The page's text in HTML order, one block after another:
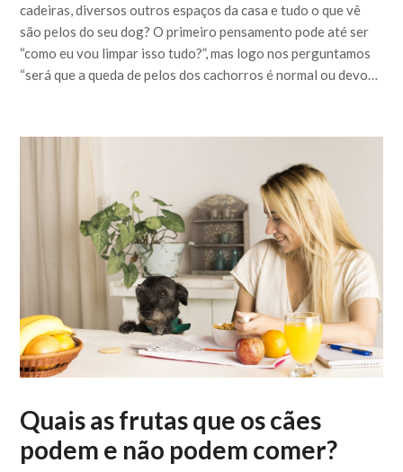
cadeiras, diversos outros espaços da casa e tudo o que vê
são pelos do seu dog? O primeiro pensamento pode até ser
“como eu vou limpar isso tudo?”, mas logo nos perguntamos
“será que a queda de pelos dos cachorros é normal ou devo…
Quais as frutas que os cães
podem e não podem comer?